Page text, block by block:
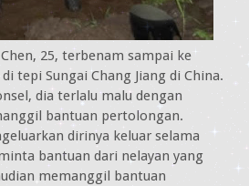
25, terbenam sampai ke
tepi Sungai Chang Jiang di China.
dia terlalu malu dengan
bantuan pertolongan.
dirinya keluar selama
bantuan dari nelayan yang
memanggil bantuan